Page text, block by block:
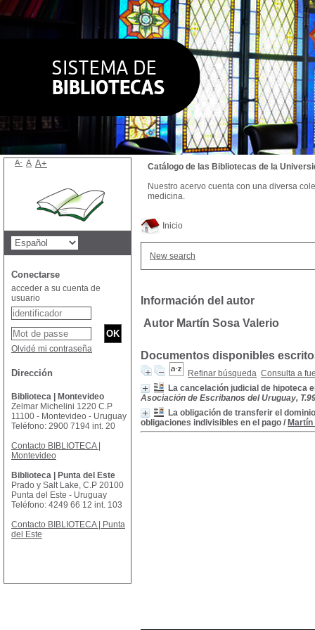
Inicio
New search
Información del autor
Autor Martín Sosa Valerio
Documentos disponibles
Refinar búsqueda Consulta a
La cancelación judicial de hipoteca
Asociación de Escribanos del Uruguay,
La obligación de transferir el
obligaciones indivisibles en el pago /
Catálogo de las Bibliotecas de la
Nuestro acervo cuenta con una diversa
medicina.
A- A A+
Conectarse
acceder a su cuenta de
usuario
Olvidé mi contraseña
Dirección
Biblioteca | Montevideo
Zelmar Michelini 1220 C.P
11100 - Montevideo - Uruguay
Teléfono: 2900 7194 int. 20
Contacto BIBLIOTECA |
Montevideo
Biblioteca | Punta del Este
Prado y Salt Lake, C.P 20100
Punta del Este - Uruguay
Teléfono: 4249 66 12 int. 103
Contacto BIBLIOTECA | Punta
del Este